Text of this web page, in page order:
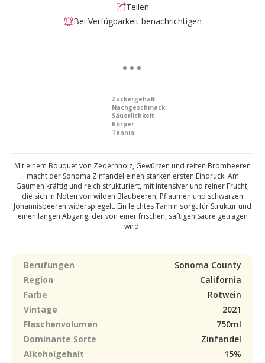
Teilen
Bei Verfügbarkeit benachrichtigen
Zuckergehalt
Nachgeschmack
Säuerlichkeit
Körper
Tannin
Mit einem Bouquet von Zedernholz, Gewürzen und reifen Brombeeren
macht der Sonoma Zinfandel einen starken ersten Eindruck. Am
Gaumen kräftig und reich strukturiert, mit intensiver und reiner Frucht,
die sich in Noten von wilden Blaubeeren, Pflaumen und schwarzen
Johannisbeeren widerspiegelt. Ein leichtes Tannin sorgt für Struktur und
einen langen Abgang, der von einer frischen, saftigen Säure getragen
wird.
Berufungen
Sonoma County
Region
California
Farbe
Rotwein
Vintage
2021
Flaschenvolumen
750ml
Dominante Sorte
Zinfandel
Alkoholgehalt
15%